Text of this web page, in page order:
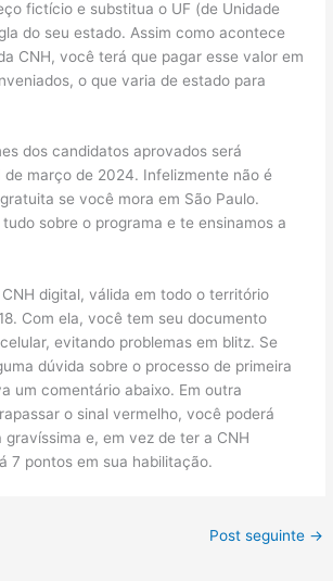
fictício e substitua o UF (de Unidade
do seu estado. Assim como acontece
CNH, você terá que pagar esse valor em
o que varia de estado para
dos candidatos aprovados será
de março de 2024. Infelizmente não é
se você mora em São Paulo.
sobre o programa e te ensinamos a
digital, válida em todo o território
Com ela, você tem seu documento
evitando problemas em blitz. Se
dúvida sobre o processo de primeira
um comentário abaixo. Em outra
o sinal vermelho, você poderá
e, em vez de ter a CNH
7 pontos em sua habilitação.
Post seguinte →